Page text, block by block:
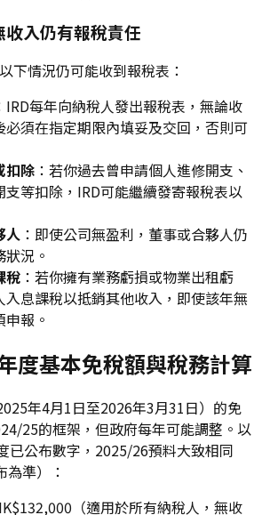
入仍有報稅責任
下情況仍可能收到報稅表：
IRD每年向納稅人發出報稅表，無論收
必須在指定期限內填妥及交回，否則可
扣除 ：若你過去曾申請個人進修開支、
支等扣除，IRD可能繼續發寄報稅表以
人 ：即使公司無盈利，董事或合夥人仍
況。
稅 ：若你擁有業務虧損或物業出租虧
入息課稅以抵銷其他收入，即使該年無
報。
度基本免稅額與稅務計算
年4月1日至2026年3月31日）的免
25的框架，但政府每年可能調整。以
已公布數字，2025/26預料大致相同
為準）：
（適用於所有納稅人，無收